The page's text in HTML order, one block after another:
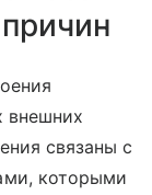
внешних
связаны с
которыми